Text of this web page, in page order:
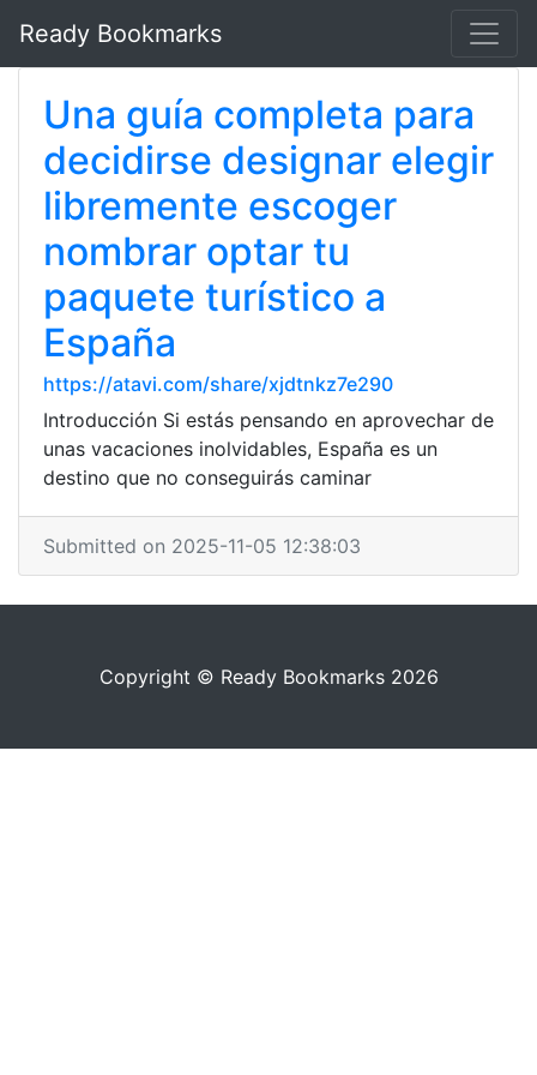
Ready Bookmarks
Una guía completa para
decidirse designar elegir
libremente escoger
nombrar optar tu
paquete turístico a
España
https://atavi.com/share/xjdtnkz7e290
Introducción Si estás pensando en aprovechar de
unas vacaciones inolvidables, España es un
destino que no conseguirás caminar
Submitted on 2025-11-05 12:38:03
Copyright © Ready Bookmarks 2026